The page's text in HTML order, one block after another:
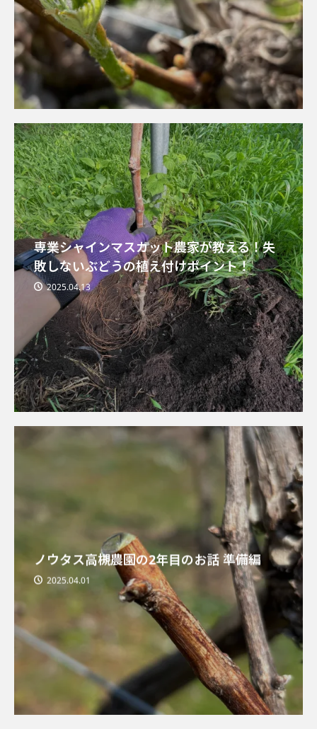
専業シャインマスカット農家が教える！失
敗しないぶどうの植え付けポイント！
2025.04.13
ノウタス高槻農園の2年目のお話 準備編
2025.04.01